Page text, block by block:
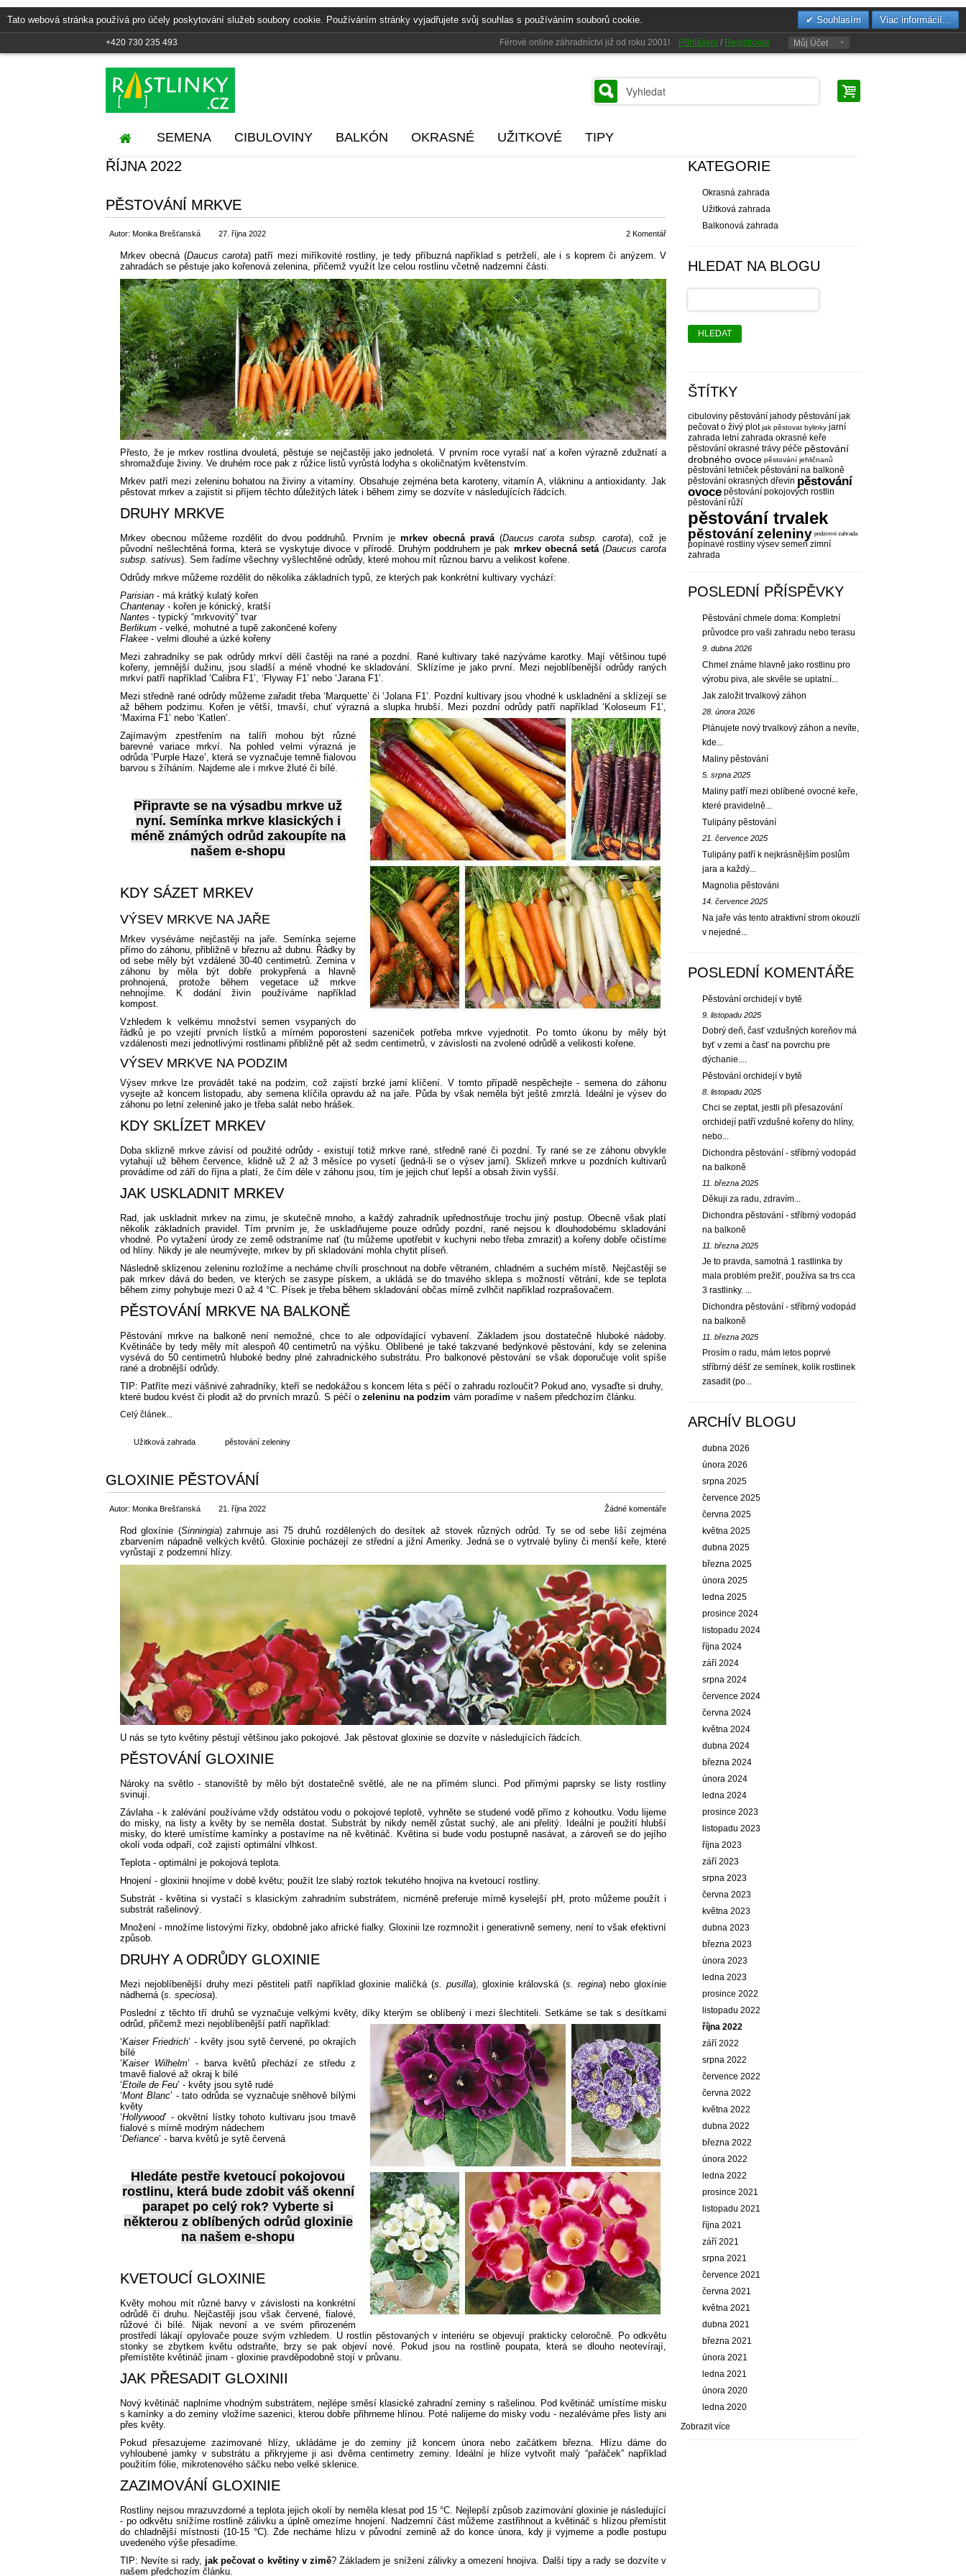
Tato webová stránka používá pro účely poskytování služeb soubory cookie. Používáním stránky vyjadřujete svůj souhlas s používáním souborů cookie. Souhlasím Viac informácií...
+420 730 235 493 Férové online záhradníctvi již od roku 2001! Přihlášení / Registrovat Můj Účet
SEMENA CIBULOVINY BALKÓN OKRASNÉ UŽITKOVÉ TIPY
ŘÍJNA 2022
PĚSTOVÁNÍ MRKVE
Autor: Monika Brešťanská 27. října 2022 2 Komentář
Mrkev obecná (Daucus carota) patří mezi miříkovité rostliny, je tedy příbuzná například s petrželí, ale i s koprem či anýzem. V
zahradách se pěstuje jako kořenová zelenina, přičemž využít lze celou rostlinu včetně nadzemní části.
Přesto, že je mrkev rostlina dvouletá, pěstuje se nejčastěji jako jednoletá. V prvním roce vyraší nať a kořen výrazně zdužnatí a
shromažďuje živiny. Ve druhém roce pak z růžice listů vyrůstá lodyha s okoličnatým květenstvím.
Mrkev patří mezi zeleninu bohatou na živiny a vitamíny. Obsahuje zejména beta karoteny, vitamín A, vlákninu a antioxidanty. Jak
pěstovat mrkev a zajistit si příjem těchto důležitých látek i během zimy se dozvíte v následujících řádcích.
DRUHY MRKVE
Mrkev obecnou můžeme rozdělit do dvou poddruhů. Prvním je mrkev obecná pravá(Daucus carota subsp. carota), což je
původní nešlechtěná forma, která se vyskytuje divoce v přírodě. Druhým poddruhem je pak mrkev obecná setá(Daucus carota
subsp. sativus). Sem řadíme všechny vyšlechtěné odrůdy, které mohou mít různou barvu a velikost kořene.
Odrůdy mrkve můžeme rozdělit do několika základních typů, ze kterých pak konkrétní kultivary vychází:
Parisian - má krátký kulatý kořen
Chantenay - kořen je kónický, kratší
Nantes - typický “mrkvovitý” tvar
Berlikum - velké, mohutné a tupě zakončené kořeny
Flakee - velmi dlouhé a úzké kořeny
Mezi zahradníky se pak odrůdy mrkví dělí častěji na rané a pozdní. Rané kultivary také nazýváme karotky. Mají většinou tupé
kořeny, jemnější dužinu, jsou sladší a méně vhodné ke skladování. Sklízíme je jako první. Mezi nejoblíbenější odrůdy raných
mrkví patří například ‘Calibra F1’, ‘Flyway F1’ nebo ‘Jarana F1’.
Mezi středně rané odrůdy můžeme zařadit třeba ‘Marquette’ či ‘Jolana F1’. Pozdní kultivary jsou vhodné k uskladnění a sklízejí se
až během podzimu. Kořen je větší, tmavší, chuť výrazná a slupka hrubší. Mezi pozdní odrůdy patří například ‘Koloseum F1’,
‘Maxima F1’ nebo ‘Katlen’.
Zajímavým zpestřením na talíři mohou být různé
barevné variace mrkví. Na pohled velmi výrazná je
odrůda ‘Purple Haze’, která se vyznačuje temně fialovou
barvou s žíháním. Najdeme ale i mrkve žluté či bílé.
Připravte se na výsadbu mrkve už
nyní. Semínka mrkveklasických i
méně známých odrůd zakoupíte na
našem e-shopu
KDY SÁZET MRKEV
VÝSEV MRKVE NA JAŘE
Mrkev vyséváme nejčastěji na jaře. Semínka sejeme
přímo do záhonu, přibližně v březnu až dubnu. Řádky by
od sebe měly být vzdálené 30-40 centimetrů. Zemina v
záhonu by měla být dobře prokypřená a hlavně
prohnojená, protože během vegetace už mrkve
nehnojíme. K dodání živin používáme například
kompost.
Vzhledem k velkému množství semen vsypaných do
řádků je po vzejití prvních lístků a mírném poporostení sazeniček potřeba mrkve vyjednotit. Po tomto úkonu by měly být
vzdálenosti mezi jednotlivými rostlinami přibližně pět až sedm centimetrů, v závislosti na zvolené odrůdě a velikosti kořene.
VÝSEV MRKVE NA PODZIM
Výsev mrkve lze provádět také na podzim, což zajistí brzké jarní klíčení. V tomto případě nespěchejte - semena do záhonu
vysejte až koncem listopadu, aby semena klíčila opravdu až na jaře. Půda by však neměla být ještě zmrzlá. Ideální je výsev do
záhonu po letní zelenině jako je třeba salát nebo hrášek.
KDY SKLÍZET MRKEV
Doba sklizně mrkve závisí od použité odrůdy - existují totiž mrkve rané, středně rané či pozdní. Ty rané se ze záhonu obvykle
vytahují už během července, klidně už 2 až 3 měsíce po vysetí (jedná-li se o výsev jarní). Sklizeň mrkve u pozdních kultivarů
provádíme od září do října a platí, že čím déle v záhonu jsou, tím je jejich chuť lepší a obsah živin vyšší.
JAK USKLADNIT MRKEV
Rad, jak uskladnit mrkev na zimu, je skutečně mnoho, a každý zahradník upřednostňuje trochu jiný postup. Obecně však platí
několik základních pravidel. Tím prvním je, že uskladňujeme pouze odrůdy pozdní, rané nejsou k dlouhodobému skladování
vhodné. Po vytažení úrody ze země odstraníme nať (tu můžeme upotřebit v kuchyni nebo třeba zmrazit) a kořeny dobře očistíme
od hlíny. Nikdy je ale neumývejte, mrkev by při skladování mohla chytit plíseň.
Následně sklizenou zeleninu rozložíme a necháme chvíli proschnout na dobře větraném, chladném a suchém místě. Nejčastěji se
pak mrkev dává do beden, ve kterých se zasype pískem, a ukládá se do tmavého sklepa s možností větrání, kde se teplota
během zimy pohybuje mezi 0 až 4 °C. Písek je třeba během skladování občas mírně zvlhčit například rozprašovačem.
PĚSTOVÁNÍ MRKVE NA BALKONĚ
Pěstování mrkve na balkoně není nemožné, chce to ale odpovídající vybavení. Základem jsou dostatečně hluboké nádoby.
Květináče by tedy měly mít alespoň 40 centimetrů na výšku. Oblíbené je také takzvané bedýnkové pěstování, kdy se zelenina
vysévá do 50 centimetrů hluboké bedny plné zahradnického substrátu. Pro balkonové pěstování se však doporučuje volit spíše
rané a drobnější odrůdy.
TIP: Patříte mezi vášnivé zahradníky, kteří se nedokážou s koncem léta s péčí o zahradu rozloučit? Pokud ano, vysaďte si druhy,
které budou kvést či plodit až do prvních mrazů. S péčí o zeleninu na podzim vám poradíme v našem předchozím článku.
Celý článek...
Užitková zahrada pěstování zeleniny
GLOXINIE PĚSTOVÁNÍ
Autor: Monika Brešťanská 21. října 2022 Žádné komentáře
Rod gloxínie (Sinningia) zahrnuje asi 75 druhů rozdělených do desítek až stovek různých odrůd. Ty se od sebe liší zejména
zbarvením nápadně velkých květů. Gloxinie pocházejí ze střední a jižní Ameriky. Jedná se o vytrvalé byliny či menší keře, které
vyrůstají z podzemní hlízy.
U nás se tyto květiny pěstují většinou jako pokojové. Jak pěstovat gloxinie se dozvíte v následujících řádcích.
PĚSTOVÁNÍ GLOXINIE
Nároky na světlo - stanoviště by mělo být dostatečně světlé, ale ne na přímém slunci. Pod přímými paprsky se listy rostliny
svinují.
Závlaha - k zalévání používáme vždy odstátou vodu o pokojové teplotě, vyhněte se studené vodě přímo z kohoutku. Vodu lijeme
do misky, na listy a květy by se neměla dostat. Substrát by nikdy neměl zůstat suchý, ale ani přelitý. Ideální je použití hlubší
misky, do které umístíme kamínky a postavíme na ně květináč. Květina si bude vodu postupně nasávat, a zároveň se do jejího
okolí voda odpaří, což zajistí optimální vlhkost.
Teplota - optimální je pokojová teplota.
Hnojení - gloxinii hnojíme v době květu; použít lze slabý roztok tekutého hnojiva na kvetoucí rostliny.
Substrát - květina si vystačí s klasickým zahradním substrátem, nicméně preferuje mírně kyselejší pH, proto můžeme použít i
substrát rašelinový.
Množení - množíme listovými řízky, obdobně jako africké fialky. Gloxinii lze rozmnožit i generativně semeny, není to však efektivní
způsob.
DRUHY A ODRŮDY GLOXINIE
Mezi nejoblíbenější druhy mezi pěstiteli patří například gloxinie maličká (s. pusilla), gloxinie královská (s. regina) nebo gloxínie
nádherná (s. speciosa).
Poslední z těchto tří druhů se vyznačuje velkými květy, díky kterým se oblíbený i mezi šlechtiteli. Setkáme se tak s desítkami
odrůd, přičemž mezi nejoblíbenější patří například:
‘Kaiser Friedrich’ - květy jsou sytě červené, po okrajích
bílé
‘Kaiser Wilhelm’ - barva květů přechází ze středu z
tmavě fialové až okraj k bílé
‘Etoile de Feu’ - květy jsou sytě rudé
‘Mont Blanc’ - tato odrůda se vyznačuje sněhově bílými
květy
‘Hollywood’ - okvětní lístky tohoto kultivaru jsou tmavě
fialové s mírně modrým nádechem
‘Defiance’ - barva květů je sytě červená
Hledáte pestře kvetoucí pokojovou
rostlinu, která bude zdobit váš okenní
parapet po celý rok? Vyberte si
některou z oblíbených odrůd gloxinie
na našem e-shopu
KVETOUCÍ GLOXINIE
Květy mohou mít různé barvy v závislosti na konkrétní
odrůdě či druhu. Nejčastěji jsou však červené, fialové,
růžové či bílé. Nijak nevoní a ve svém přirozeném
prostředí lákají opylovače pouze svým vzhledem. U rostlin pěstovaných v interiéru se objevují prakticky celoročně. Po odkvětu
stonky se zbytkem květu odstraňte, brzy se pak objeví nové. Pokud jsou na rostlině poupata, která se dlouho neotevírají,
přemístěte květináč jinam - gloxinie pravděpodobně stojí v průvanu.
JAK PŘESADIT GLOXINII
Nový květináč naplníme vhodným substrátem, nejlépe směsí klasické zahradní zeminy s rašelinou. Pod květináč umístíme misku
s kamínky a do zeminy vložíme sazenici, kterou dobře přihrneme hlínou. Poté nalijeme do misky vodu - nezaléváme přes listy ani
přes květy.
Pokud přesazujeme zazimované hlízy, ukládáme je do zeminy již koncem února nebo začátkem března. Hlízu dáme do
vyhloubené jamky v substrátu a přikryjeme ji asi dvěma centimetry zeminy. Ideální je hlíze vytvořit malý “pařáček” například
použitím fólie, mikrotenového sáčku nebo velké sklenice.
ZAZIMOVÁNÍ GLOXINIE
Rostliny nejsou mrazuvzdorné a teplota jejich okolí by neměla klesat pod 15 °C. Nejlepší způsob zazimování gloxinie je následující
- po odkvětu snížíme rostlině zálivku a úplně omezíme hnojení. Nadzemní část můžeme zastřihnout a květináč s hlízou přemístit
do chladnější místnosti (10-15 °C). Zde necháme hlízu v původní zemině až do konce února, kdy ji vyjmeme a podle postupu
uvedeného výše přesadíme.
TIP: Nevíte si rady, jak pečovat o květiny v zimě? Základem je snížení zálivky a omezení hnojiva. Další tipy a rady se dozvíte v
našem předchozím článku.
KATEGORIE
Okrasná zahrada
Užitková zahrada
Balkonová zahrada
HLEDAT NA BLOGU
HLEDAT
ŠTÍTKY
cibuloviny pěstování jahody pěstování jak
pečovat o živý plot jak pěstovat bylinky jarní
zahrada letní zahrada okrasné keře
pěstování okrasné trávy péče pěstování
drobného ovoce pěstování jehličnanů
pěstování letniček pěstování na balkoně
pěstování okrasných dřevin pěstování
ovoce pěstování pokojových rostlin
pěstování růží
pěstování trvalek
pěstování zeleniny podzimní zahrada
popínavé rostliny výsev semen zimní
zahrada
POSLEDNÍ PŘÍSPĚVKY
Pěstování chmele doma: Kompletní
průvodce pro vaši zahradu nebo terasu
9. dubna 2026
Chmel známe hlavně jako rostlinu pro
výrobu piva, ale skvěle se uplatní...
Jak založit trvalkový záhon
28. února 2026
Plánujete nový trvalkový záhon a nevíte,
kde...
Maliny pěstování
5. srpna 2025
Maliny patří mezi oblíbené ovocné keře,
které pravidelně...
Tulipány pěstování
21. července 2025
Tulipány patří k nejkrásnějším poslům
jara a každý...
Magnolia pěstováni
14. července 2025
Na jaře vás tento atraktivní strom okouzlí
v nejedné...
POSLEDNÍ KOMENTÁŘE
Pěstování orchidejí v bytě
9. listopadu 2025
Dobrý deň, časť vzdušných koreňov má
byť v zemi a časť na povrchu pre
dýchanie....
Pěstování orchidejí v bytě
8. listopadu 2025
Chci se zeptat, jestli při přesazování
orchidejí patří vzdušné kořeny do hlíny,
nebo...
Dichondra pěstování - stříbrný vodopád
na balkoně
11. března 2025
Děkuji za radu, zdravím...
Dichondra pěstování - stříbrný vodopád
na balkoně
11. března 2025
Je to pravda, samotná 1 rastlinka by
mala problém prežiť, používa sa trs cca
3 rastlinky. ...
Dichondra pěstování - stříbrný vodopád
na balkoně
11. března 2025
Prosím o radu, mám letos poprvé
stříbrný déšť ze semínek, kolik rostlinek
zasadit (po...
ARCHÍV BLOGU
dubna 2026
února 2026
srpna 2025
července 2025
června 2025
května 2025
dubna 2025
března 2025
února 2025
ledna 2025
prosince 2024
listopadu 2024
října 2024
září 2024
srpna 2024
července 2024
června 2024
května 2024
dubna 2024
března 2024
února 2024
ledna 2024
prosince 2023
listopadu 2023
října 2023
září 2023
srpna 2023
června 2023
května 2023
dubna 2023
března 2023
února 2023
ledna 2023
prosince 2022
listopadu 2022
října 2022
září 2022
srpna 2022
července 2022
června 2022
května 2022
dubna 2022
března 2022
února 2022
ledna 2022
prosince 2021
listopadu 2021
října 2021
září 2021
srpna 2021
července 2021
června 2021
května 2021
dubna 2021
března 2021
února 2021
ledna 2021
února 2020
ledna 2020
Zobrazit více